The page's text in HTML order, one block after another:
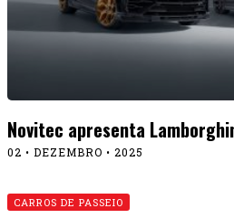
Novitec apresenta
02 • DEZEMBRO • 2025
CARROS DE PASSEIO